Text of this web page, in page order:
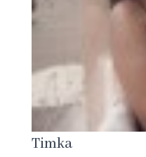
Timka